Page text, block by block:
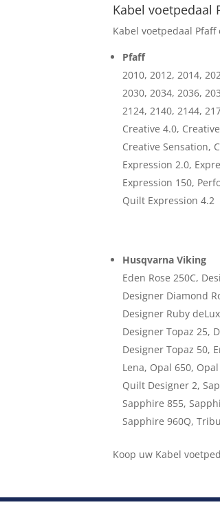
Kabel voetpedaal
Kabel voetpedaal
Pfaff
2010, 2012, 2014,
2030, 2034, 2036,
2124, 2140, 2144,
Creative 4.0,
Creative Sensation,
Expression 2.0,
Expression 150,
Quilt Expression 4.2
Husqvarna Viking
Eden Rose 250C,
Designer Diamond
Designer Ruby
Designer Topaz 25,
Designer Topaz 50,
Lena, Opal 650,
Quilt Designer 2,
Sapphire 855,
Sapphire 960Q,
Koop uw Kabel